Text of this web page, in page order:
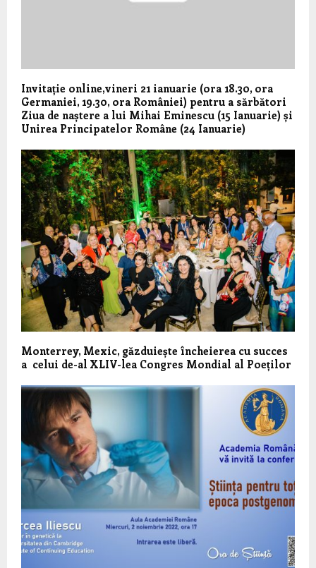
Invitație online,vineri 21 ianuarie (ora 18.30, ora
Germaniei, 19.30, ora României) pentru a sărbători
Ziua de naștere a lui Mihai Eminescu (15 Ianuarie) și
Unirea Principatelor Române (24 Ianuarie)
Monterrey, Mexic, găzduiește încheierea cu succes
a celui de-al XLIV-lea Congres Mondial al Poeților